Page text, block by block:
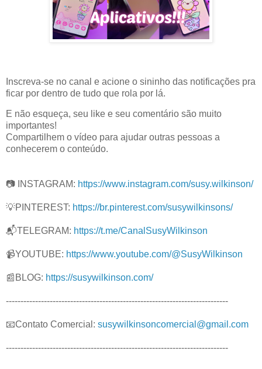
Inscreva-se no canal e acione o sininho das notificações pra
ficar por dentro de tudo que rola por lá.
E não esqueça, seu like e seu comentário são muito
importantes!
Compartilhem o vídeo para ajudar outras pessoas a
conhecerem o conteúdo.
📷 INSTAGRAM: https://www.instagram.com/susy.wilkinson/
💡PINTEREST: https://br.pinterest.com/susywilkinsons/
📬TELEGRAM: https://t.me/CanalSusyWilkinson
📹YOUTUBE: https://www.youtube.com/@SusyWilkinson
📰BLOG: https://susywilkinson.com/
----------------------------------------------------------------------------
📧Contato Comercial: susywilkinsoncomercial@gmail.com
----------------------------------------------------------------------------